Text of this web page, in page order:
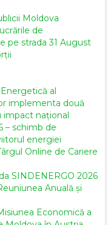
Moldova
de
pe strada 31 August
al
implementa două
impact național
– schimb de
energiei
Online de Cariere
SINDENERGO 2026
Anuală și
Economică a